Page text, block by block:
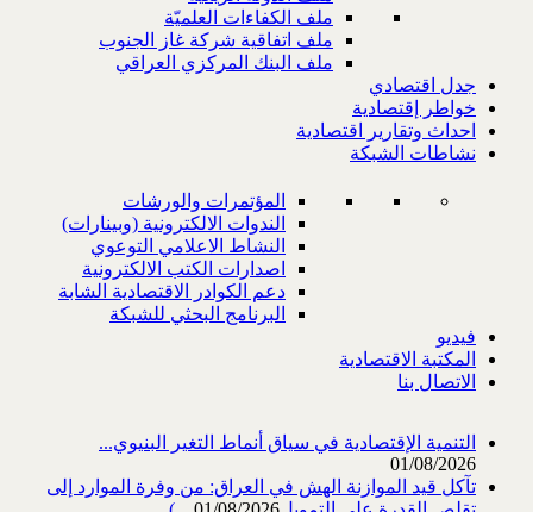
ملف الكفاءات العلميّة
ملف اتفاقية شركة غاز الجنوب
ملف البنك المركزي العراقي
جدل اقتصادي
خواطر إقتصادية
احداث وتقارير اقتصادية
نشاطات الشبكة
المؤتمرات والورشات
الندوات الالكترونية (وبينارات)
النشاط الاعلامي التوعوي
اصدارات الكتب الالكترونية
دعم الكوادر الاقتصادية الشابة
البرنامج البحثي للشبكة
فيديو
المكتبة الاقتصادية
الاتصال بنا
التنمية الإقتصادية في سياق أنماط التغير البنيوي...
01/08/2026
تآكل قيد الموازنة الهش في العراق: من وفرة الموارد إلى